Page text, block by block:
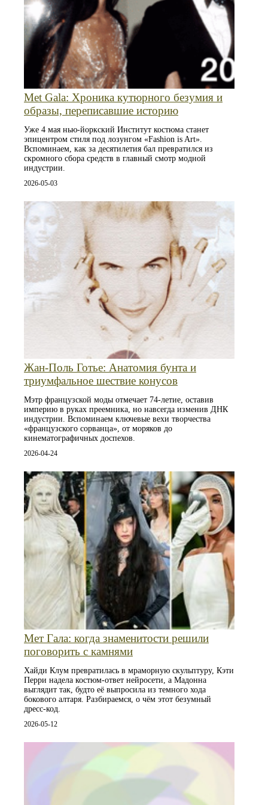
Met Gala: Хроника кутюрного безумия и
образы, переписавшие историю
Уже 4 мая нью-йоркский Институт костюма станет
эпицентром стиля под лозунгом «Fashion is Art».
Вспоминаем, как за десятилетия бал превратился из
скромного сбора средств в главный смотр модной
индустрии.
2026-05-03
Жан-Поль Готье: Анатомия бунта и
триумфальное шествие конусов
Мэтр французской моды отмечает 74-летие, оставив
империю в руках преемника, но навсегда изменив ДНК
индустрии. Вспоминаем ключевые вехи творчества
«французского сорванца», от моряков до
кинематографичных доспехов.
2026-04-24
Мет Гала: когда знаменитости решили
поговорить с камнями
Хайди Клум превратилась в мраморную скульптуру, Кэти
Перри надела костюм-ответ нейросети, а Мадонна
выглядит так, будто её выпросила из темного хода
бокового алтаря. Разбираемся, о чём этот безумный
дресс-код.
2026-05-12